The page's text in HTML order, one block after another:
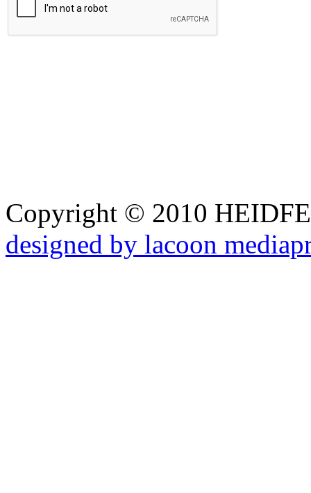
Copyright © 2010
designed by lacoon